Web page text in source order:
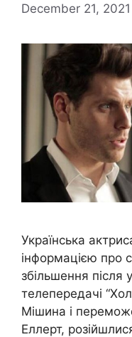
December 21, 2021
Українська
інформацією про
збільшення після
телепередачі
Мішина і
Еллерт,